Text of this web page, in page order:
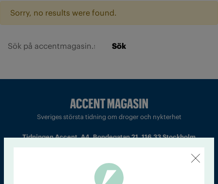
Sorry, no results were found.
Sök
Sveriges största tidning om droger och nykterhet
Tidningen Accent, A4, Bondegatan 21, 116 33 Stockholm
Chefredaktör och ansvarig utgivare: Barbro Janson Lundkvist,
barbro@a4.se.